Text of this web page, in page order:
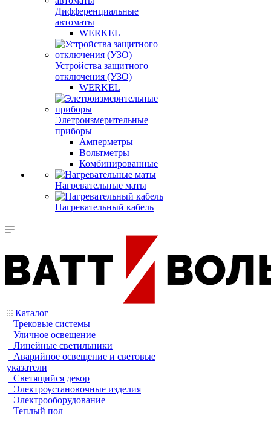
Дифференциальные
автоматы
WERKEL
Устройства защитного
отключения (УЗО)
WERKEL
Элетроизмерительные
приборы
Амперметры
Вольтметры
Комбинированные
Нагревательные маты
Нагревательный кабель
Каталог
Трековые системы
Уличное освещение
Линейные светильники
Аварийное освещение и световые
указатели
Светящийся декор
Электроустановочные изделия
Электрооборудование
Теплый пол